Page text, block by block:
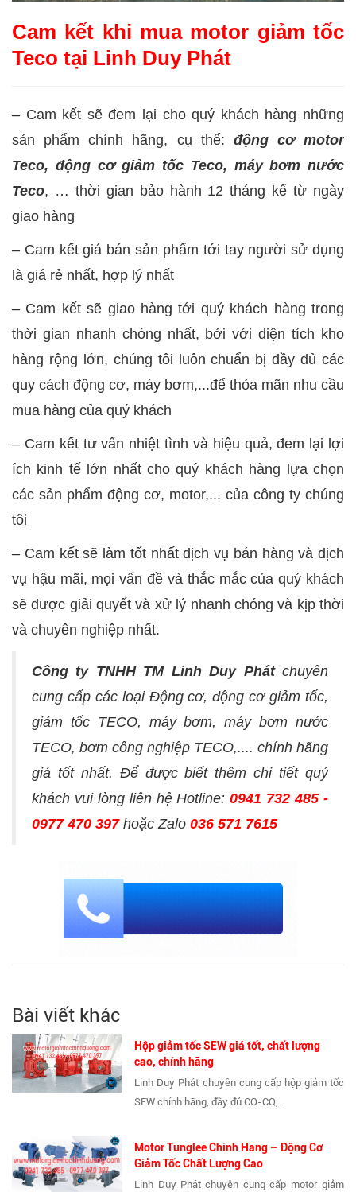
Cam kết khi mua motor giảm tốc
Teco tại Linh Duy Phát
– Cam kết sẽ đem lại cho quý khách hàng những
sản phẩm chính hãng, cụ thể: động cơ motor
Teco, động cơ giảm tốc Teco, máy bơm nước
Teco, … thời gian bảo hành 12 tháng kể từ ngày
giao hàng
– Cam kết giá bán sản phẩm tới tay người sử dụng
là giá rẻ nhất, hợp lý nhất
– Cam kết sẽ giao hàng tới quý khách hàng trong
thời gian nhanh chóng nhất, bởi với diện tích kho
hàng rộng lớn, chúng tôi luôn chuẩn bị đầy đủ các
quy cách động cơ, máy bơm,...để thỏa mãn nhu cầu
mua hàng của quý khách
– Cam kết tư vấn nhiệt tình và hiệu quả, đem lại lợi
ích kinh tế lớn nhất cho quý khách hàng lựa chọn
các sản phẩm động cơ, motor,... của công ty chúng
tôi
– Cam kết sẽ làm tốt nhất dịch vụ bán hàng và dịch
vụ hậu mãi, mọi vấn đề và thắc mắc của quý khách
sẽ được giải quyết và xử lý nhanh chóng và kịp thời
và chuyên nghiệp nhất.
Công ty TNHH TM Linh Duy Phátchuyên
cung cấp các loại Động cơ, động cơ giảm tốc,
giảm tốc TECO, máy bơm, máy bơm nước
TECO, bơm công nghiệp TECO,.... chính hãng
giá tốt nhất. Để được biết thêm chi tiết quý
khách vui lòng liên hệ Hotline:0941 732 485 -
0977 470 397hoặc Zalo 036 571 7615
Bài viết khác
Hộp giảm tốc SEW giá tốt, chất lượng
cao, chính hãng
Linh Duy Phát chuyên cung cấp hộp giảm tốc
SEW chính hãng, đầy đủ CO-CQ,...
Motor Tunglee Chính Hãng – Động Cơ
Giảm Tốc Chất Lượng Cao
Linh Duy Phát chuyên cung cấp motor giảm